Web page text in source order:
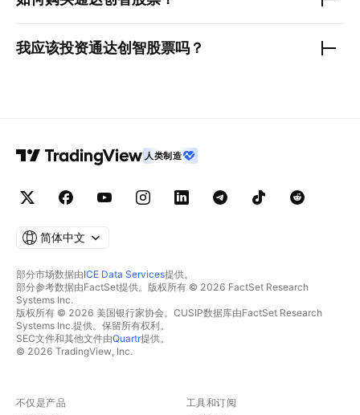
我应该投资通达创智股票吗？
人类制造
简体中文
部分市场数据由ICE Data Services提供。
部分参考数据由FactSet提供。版权所有 © 2026 FactSet Research
Systems Inc.
版权所有 © 2026 美国银行家协会。CUSIP数据库由FactSet Research
Systems Inc.提供。保留所有权利。
SEC文件和其他文件由Quartr提供。
© 2026 TradingView, Inc.
不仅是产品 工具和订阅